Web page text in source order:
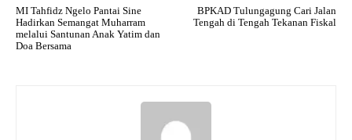
MI Tahfidz Ngelo Pantai Sine
Hadirkan Semangat Muharram
melalui Santunan Anak Yatim dan
Doa Bersama
BPKAD Tulungagung Cari Jalan
Tengah di Tengah Tekanan Fiskal